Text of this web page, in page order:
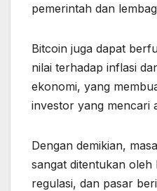
pemerintah dan
Bitcoin juga dapat
nilai terhadap inflasi
ekonomi, yang
investor yang mencari
Dengan demikian,
sangat ditentukan oleh
regulasi, dan pasar